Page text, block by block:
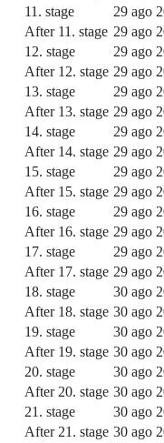
11. stage
29 ago
After 11. stage 29 ago
12. stage
29 ago
After 12. stage 29 ago
13. stage
29 ago
After 13. stage 29 ago
14. stage
29 ago
After 14. stage 29 ago
15. stage
29 ago
After 15. stage 29 ago
16. stage
29 ago
After 16. stage 29 ago
17. stage
29 ago
After 17. stage 29 ago
18. stage
30 ago
After 18. stage 30 ago
19. stage
30 ago
After 19. stage 30 ago
20. stage
30 ago
After 20. stage 30 ago
21. stage
30 ago
After 21. stage 30 ago